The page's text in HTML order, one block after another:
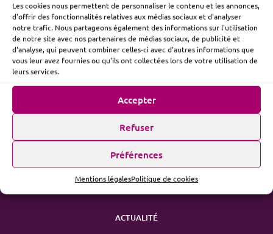
Les cookies nous permettent de personnaliser le contenu et les annonces,
d'offrir des fonctionnalités relatives aux médias sociaux et d'analyser
notre trafic. Nous partageons également des informations sur l'utilisation
de notre site avec nos partenaires de médias sociaux, de publicité et
d'analyse, qui peuvent combiner celles-ci avec d'autres informations que
vous leur avez fournies ou qu'ils ont collectées lors de votre utilisation de
leurs services.
Accepter
Refuser
Préférences
Mentions légalesPolitique de cookies
ME SUIVRE
ACTUALITÉ